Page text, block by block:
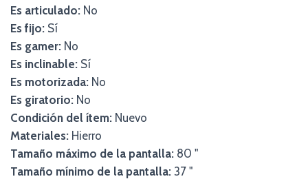
Es articulado: No
Es fijo: Sí
Es gamer: No
Es inclinable: Sí
Es motorizada: No
Es giratorio: No
Condición del ítem: Nuevo
Materiales: Hierro
Tamaño máximo de la pantalla: 80 "
Tamaño mínimo de la pantalla: 37 "